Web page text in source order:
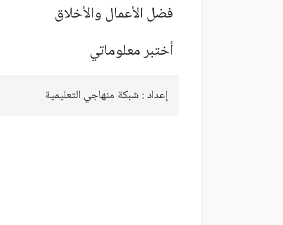
فضل الأعمال والأخلاق
أختبر معلوماتي
إعداد : شبكة منهاجي التعليمية